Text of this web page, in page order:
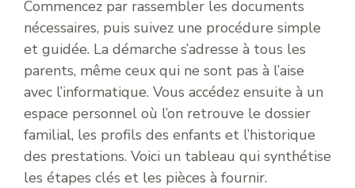
Commencez par rassembler les documents
nécessaires, puis suivez une procédure simple
et guidée. La démarche s’adresse à tous les
parents, même ceux qui ne sont pas à l’aise
avec l’informatique. Vous accédez ensuite à un
espace personnel où l’on retrouve le dossier
familial, les profils des enfants et l’historique
des prestations. Voici un tableau qui synthétise
les étapes clés et les pièces à fournir.